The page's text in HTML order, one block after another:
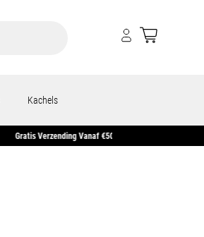
Kachels
Gratis Verzending Vanaf €50